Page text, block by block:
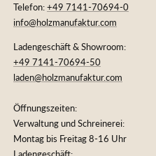
Telefon:+49 7141-70694-0
info@holzmanufaktur.com
Ladengeschäft & Showroom:
+49 7141-70694-50
laden@holzmanufaktur.com
Öffnungszeiten:
Verwaltung und Schreinerei:
Montag bis Freitag 8-16 Uhr
Ladengeschäft: